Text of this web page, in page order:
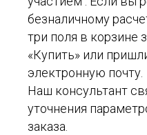
безналичному
три поля в корзине
«Купить» или
электронную почту.
Наш консультант
уточнения
заказа.